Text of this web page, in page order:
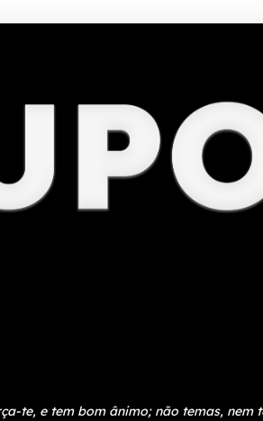
te, e tem bom ânimo; não temas, nem